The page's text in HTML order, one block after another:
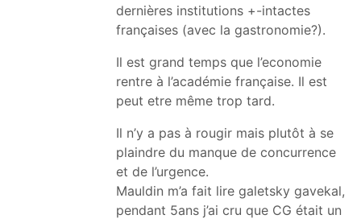
dernières institutions +-intactes
françaises (avec la gastronomie?).
Il est grand temps que l’economie
rentre à l’académie française. Il est
peut etre même trop tard.
Il n’y a pas à rougir mais plutôt à se
plaindre du manque de concurrence
et de l’urgence.
Mauldin m’a fait lire galetsky gavekal,
pendant 5ans j’ai cru que CG était un